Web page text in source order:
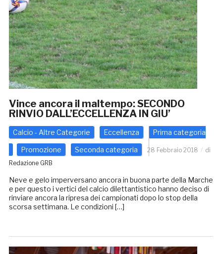
Vince ancora il maltempo: SECONDO
RINVIO DALL’ECCELLENZA IN GIU’
Calcio - Altre Categorie Eccellenza Prima categoria
Promozione Seconda categoria 28 Febbraio 2018
di
Redazione GRB
Neve e gelo imperversano ancora in buona parte della Marche
e per questo i vertici del calcio dilettantistico hanno deciso di
rinviare ancora la ripresa dei campionati dopo lo stop della
scorsa settimana. Le condizioni […]